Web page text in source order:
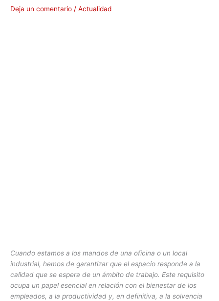
Deja un comentario /Actualidad
Cuando estamos a los mandos de una oficina o un local
industrial, hemos de garantizar que el espacio responde a la
calidad que se espera de un ámbito de trabajo. Este requisito
ocupa un papel esencial en relación con el bienestar de los
empleados, a la productividad y, en definitiva, a la solvencia